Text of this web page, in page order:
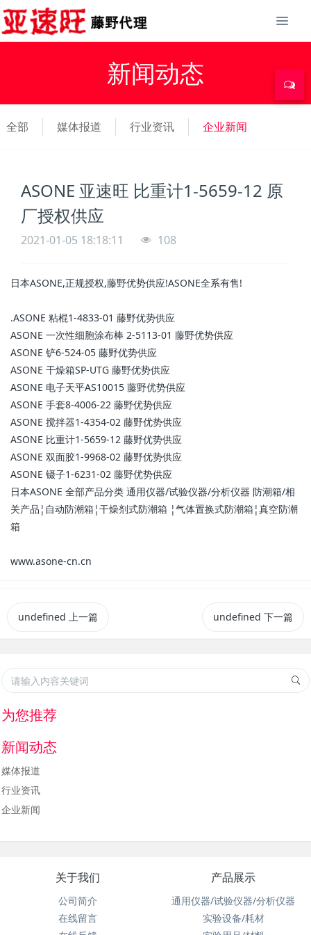
新闻动态
全部 媒体报道 行业资讯 企业新闻
ASONE 亚速旺 比重计1-5659-12 原
厂授权供应
2021-01-05 18:18:11 108
日本ASONE,正规授权,藤野优势供应!ASONE全系有售!
.ASONE 粘棍1-4833-01 藤野优势供应
ASONE 一次性细胞涂布棒 2-5113-01 藤野优势供应
ASONE 铲6-524-05 藤野优势供应
ASONE 干燥箱SP-UTG 藤野优势供应
ASONE 电子天平AS10015 藤野优势供应
ASONE 手套8-4006-22 藤野优势供应
ASONE 搅拌器1-4354-02 藤野优势供应
ASONE 比重计1-5659-12 藤野优势供应
ASONE 双面胶1-9968-02 藤野优势供应
ASONE 镊子1-6231-02 藤野优势供应
日本ASONE 全部产品分类 通用仪器/试验仪器/分析仪器 防潮箱/相
关产品¦自动防潮箱¦干燥剂式防潮箱 ¦气体置换式防潮箱¦真空防潮
箱
www.asone-cn.cn
undefined 上一篇 undefined 下一篇
为您推荐
新闻动态
媒体报道
行业资讯
企业新闻
关于我们
公司简介
在线留言
产品展示
通用仪器/试验仪器/分析仪器
实验设备/耗材